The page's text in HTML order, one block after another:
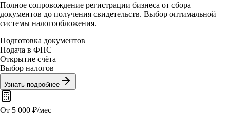
Полное сопровождение регистрации бизнеса от сбора
документов до получения свидетельств. Выбор оптимальной
системы налогообложения.
Подготовка документов
Подача в ФНС
Открытие счёта
Выбор налогов
Узнать подробнее
От 5 000 ₽/мес